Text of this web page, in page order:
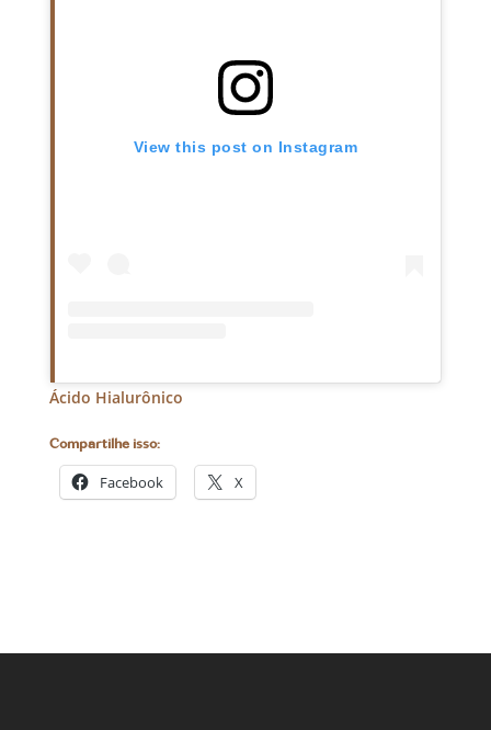
View this post on Instagram
Ácido Hialurônico
Compartilhe isso:
Facebook X